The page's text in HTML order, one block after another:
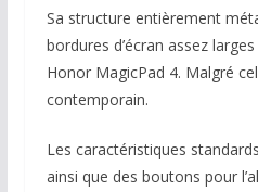
Sa structure entièrement
bordures d’écran assez
Honor MagicPad 4. Malgré
contemporain.
Les caractéristiques
ainsi que des boutons pour